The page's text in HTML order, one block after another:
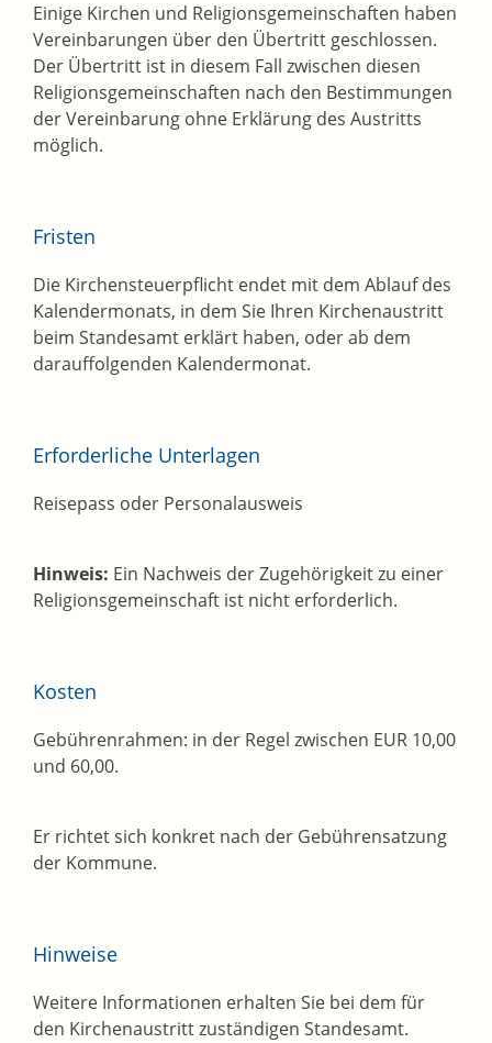
Einige Kirchen und Religionsgemeinschaften haben
Vereinbarungen über den Übertritt geschlossen.
Der Übertritt ist in diesem Fall zwischen diesen
Religionsgemeinschaften nach den Bestimmungen
der Vereinbarung ohne Erklärung des Austritts
möglich.
Fristen
Die Kirchensteuerpflicht endet mit dem Ablauf des
Kalendermonats, in dem Sie Ihren Kirchenaustritt
beim Standesamt erklärt haben, oder ab dem
darauffolgenden Kalendermonat.
Erforderliche Unterlagen
Reisepass oder Personalausweis
Hinweis: Ein Nachweis der Zugehörigkeit zu einer
Religionsgemeinschaft ist nicht erforderlich.
Kosten
Gebührenrahmen: in der Regel zwischen EUR 10,00
und 60,00.
Er richtet sich konkret nach der Gebührensatzung
der Kommune.
Hinweise
Weitere Informationen erhalten Sie bei dem für
den Kirchenaustritt zuständigen Standesamt.